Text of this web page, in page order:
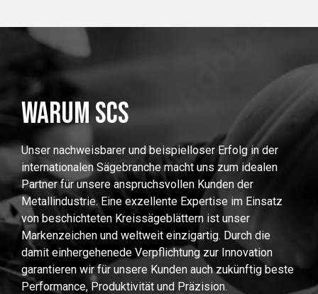
WARUM SCS
Unser nachweisbarer und beispielloser Erfolg in der
internationalen Sägebranche macht uns zum idealen
Partner für unsere anspruchsvollen Kunden der
Metallindustrie. Eine exzellente Expertise im Einsatz
von beschichteten Kreissägeblättern ist unser
Markenzeichen und weltweit einzigartig. Durch die
damit einhergehenede Verpflichtung zur Innovation
garantieren wir für unsere Kunden auch zukünftig beste
Performance, Produktivität und Präzision.